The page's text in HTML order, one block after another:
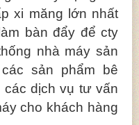
xi măng lớn nhất
bàn đẩy để cty
nhà máy sản
sản phẩm bê
các dịch vụ tư vấn
cho khách hàng